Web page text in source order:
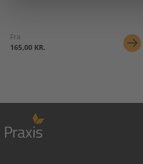
Fra
165,00 KR.